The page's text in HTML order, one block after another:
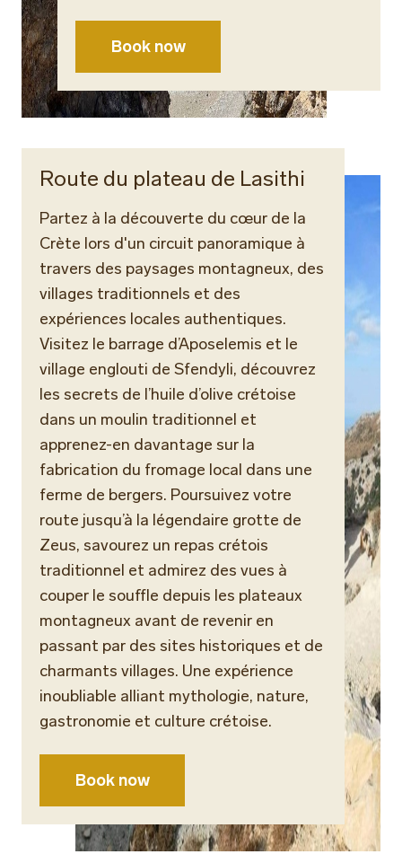
Book now
Route du plateau de Lasithi
Partez à la découverte du cœur de la
Crète lors d'un circuit panoramique à
travers des paysages montagneux, des
villages traditionnels et des
expériences locales authentiques.
Visitez le barrage d’Aposelemis et le
village englouti de Sfendyli, découvrez
les secrets de l’huile d’olive crétoise
dans un moulin traditionnel et
apprenez-en davantage sur la
fabrication du fromage local dans une
ferme de bergers. Poursuivez votre
route jusqu’à la légendaire grotte de
Zeus, savourez un repas crétois
traditionnel et admirez des vues à
couper le souffle depuis les plateaux
montagneux avant de revenir en
passant par des sites historiques et de
charmants villages. Une expérience
inoubliable alliant mythologie, nature,
gastronomie et culture crétoise.
Book now